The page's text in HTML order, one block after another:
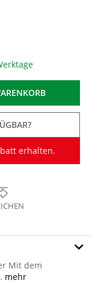
erhalten.
Mit dem
mehr